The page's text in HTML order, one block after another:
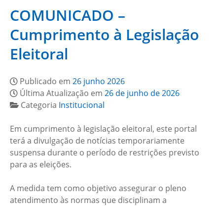
COMUNICADO –
Cumprimento à Legislação
Eleitoral
Publicado em 26 junho 2026
Última Atualização em 26 de junho de 2026
Categoria Institucional
Em cumprimento à legislação eleitoral, este portal
terá a divulgação de notícias temporariamente
suspensa durante o período de restrições previsto
para as eleições.
A medida tem como objetivo assegurar o pleno
atendimento às normas que disciplinam a